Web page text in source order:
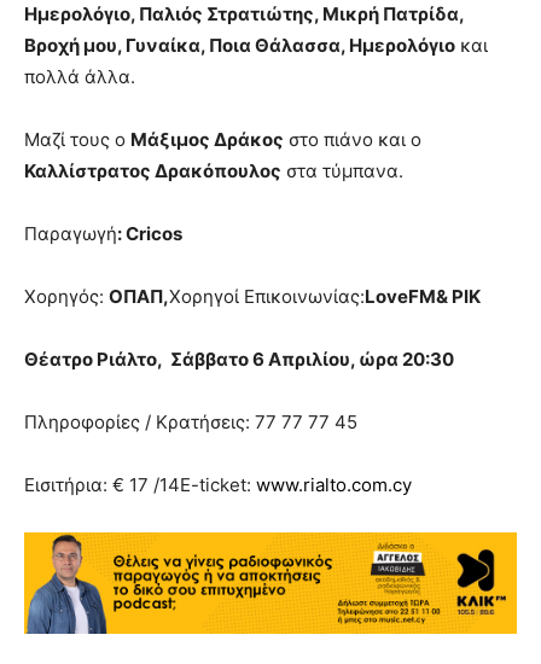
Ημερολόγιο, Παλιός Στρατιώτης, Μικρή Πατρίδα,
Βροχή μου, Γυναίκα, Ποια Θάλασσα, Ημερολόγιο και
πολλά άλλα.
Μαζί τους ο Μάξιμος Δράκος στο πιάνο και ο
Καλλίστρατος Δρακόπουλος στα τύμπανα.
Παραγωγή:Cricos
Χορηγός: ΟΠΑΠ,Χορηγοί Επικοινωνίας:LoveFM& ΡΙΚ
Θέατρο Ριάλτο, Σάββατο 6 Απριλίου, ώρα 20:30
Πληροφορίες / Κρατήσεις: 77 77 77 45
Εισιτήρια: € 17 /14E-ticket: www.rialto.com.cy